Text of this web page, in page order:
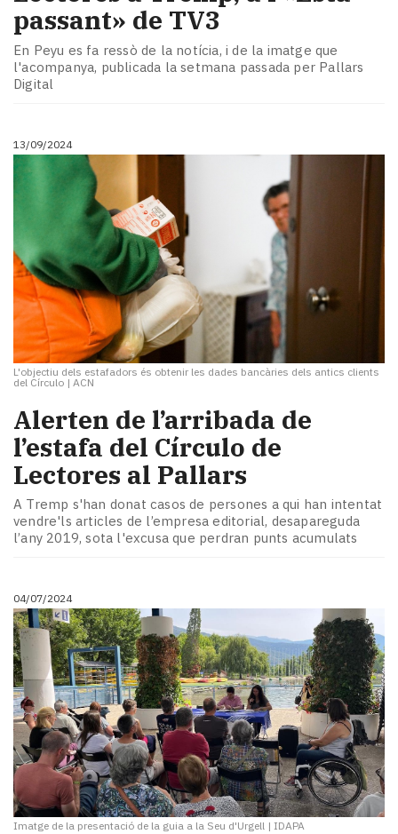
passant» de TV3
En Peyu es fa ressò de la notícia, i de la imatge que
l'acompanya, publicada la setmana passada per Pallars
Digital
13/09/2024
L'objectiu dels estafadors és obtenir les dades bancàries dels antics clients
del Círculo | ACN
Alerten de l’arribada de
l’estafa del Círculo de
Lectores al Pallars
A Tremp s'han donat casos de persones a qui han intentat
vendre'ls articles de l’empresa editorial, desapareguda
l’any 2019, sota l'excusa que perdran punts acumulats
04/07/2024
Imatge de la presentació de la guia a la Seu d'Urgell | IDAPA